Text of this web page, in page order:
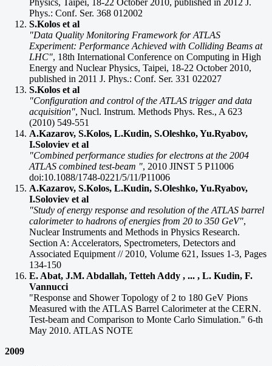
Physics, Taipei, 18-22 October 2010, published in 2012 J.
Phys.: Conf. Ser. 368 012002
S.Kolos et al
"Data Quality Monitoring Framework for ATLAS
Experiment: Performance Achieved with Colliding Beams at
LHC", 18th International Conference on Computing in High
Energy and Nuclear Physics, Taipei, 18-22 October 2010,
published in 2011 J. Phys.: Conf. Ser. 331 022027
S.Kolos et al
"Configuration and control of the ATLAS trigger and data
acquisition", Nucl. Instrum. Methods Phys. Res., A 623
(2010) 549-551
A.Kazarov, S.Kolos, L.Kudin, S.Oleshko, Yu.Ryabov,
I.Soloviev et al
"Combined performance studies for electrons at the 2004
ATLAS combined test-beam ", 2010 JINST 5 P11006
doi:10.1088/1748-0221/5/11/P11006
A.Kazarov, S.Kolos, L.Kudin, S.Oleshko, Yu.Ryabov,
I.Soloviev et al
"Study of energy response and resolution of the ATLAS barrel
calorimeter to hadrons of energies from 20 to 350 GeV",
Nuclear Instruments and Methods in Physics Research.
Section A: Accelerators, Spectrometers, Detectors and
Associated Equipment // 2010, Volume 621, Issues 1-3, Pages
134-150
E. Abat, J.M. Abdallah, Tetteh Addy , ... , L. Kudin, F.
Vannucci
"Response and Shower Topology of 2 to 180 GeV Pions
Measured with the ATLAS Barrel Calorimeter at the CERN.
Test-beam and Comparison to Monte Carlo Simulation." 6-th
May 2010. ATLAS NOTE
2009